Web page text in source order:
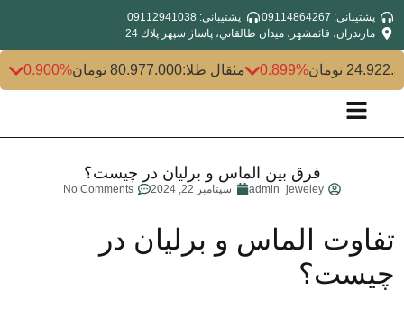
پشتیبانی: 09114864267
پشتیبانی: 09112941038
مازندران، قائمشهر، ميدان طالقاني، پاساژ سپهر پلاك 24
تومان 0.899% مثقال طلا:80.977.000 تومان 0.900%
فرق بین الماس و برلیان در چیست؟
admin_jeweley سپتامبر 22, 2024 No Comments
تفاوت الماس و برلیان در
چیست؟